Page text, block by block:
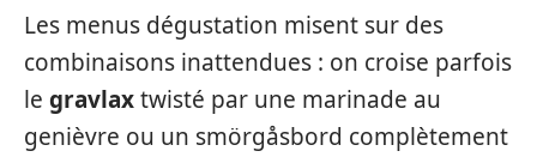
Les menus dégustation misent sur des
combinaisons inattendues : on croise parfois
le gravlaxtwisté par une marinade au
genièvre ou un smörgåsbord complètement